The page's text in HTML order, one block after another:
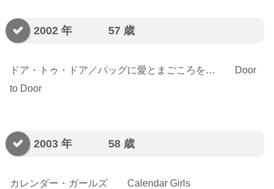
2002 年 57 歳
ドア・トゥ・ドア／バッグに愛とまごころを… Door
to Door
2003 年 58 歳
カレンダー・ガールズ Calendar Girls